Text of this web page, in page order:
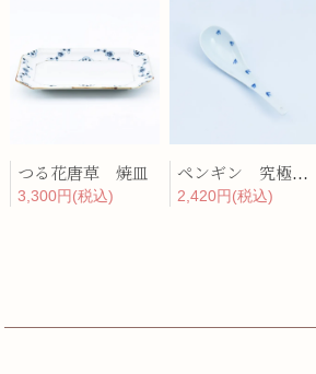
つる花唐草 焼皿
3,300円(税込)
ペンギン 究極のレンゲ
2,420円(税込)